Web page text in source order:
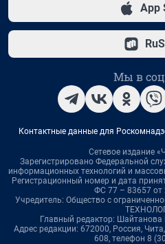
App
Мы в
Контактные данные для
Сетевое издание
Зарегистрировано Федеральной
информационных технологий и
Регистрационный номер и дата
ФС 77 – 83657 от
Учредитель: Общество с
Главный редактор: Шайтанова
Адрес редакции: 672000, Россия,
608, телефон 8